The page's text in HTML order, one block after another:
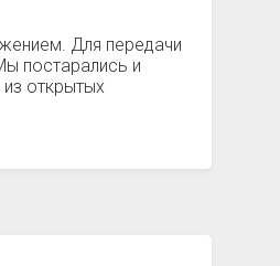
Для передачи
постарались и
открытых